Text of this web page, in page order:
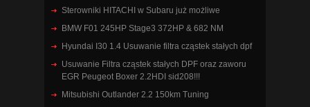
Sterowniki HITACHI w Subaru już możliwe
BMW F01 245HP Stage3 372HP & 682 NM
Hyundai I30 1.4 Usuwanie filtra cząstek stałych dpf
Usuwanie Filtra cząstek stałych DPF oraz zaworu
EGR Peugeot Boxer 2.2HDI sid208!!!
Mitsubishi Outlander 2.2 150km Tuning